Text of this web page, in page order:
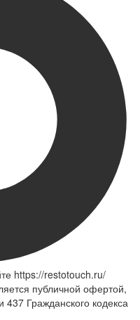
https://restotouch.ru/
публичной офертой,
Гражданского кодекса